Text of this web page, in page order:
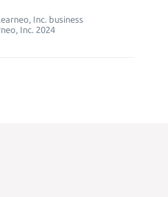
Inc. business
Inc. 2024